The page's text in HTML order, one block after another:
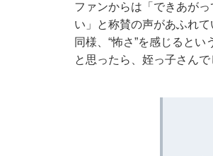
ファンからは「できあが
い」と称賛の声があふれ
同様、“怖さ”を感じると
と思ったら、姪っ子さん